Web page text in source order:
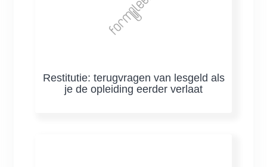
Restitutie: terugvragen van lesgeld als
je de opleiding eerder verlaat